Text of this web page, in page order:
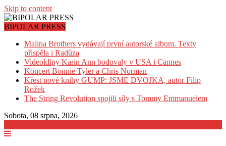
Skip to content
BIPOLAR PRESS
Malina Brothers vydávají první autorské album. Texty
přispěla i Radůza
Videoklipy Karin Ann bodovaly v USA i Cannes
Koncert Bonnie Tyler a Chris Norman
Křest nové knihy GUMP: JSME DVOJKA, autor Filip
Rožek
The String Revolution spojili síly s Tommy Emmanuelem
Sobota, 08 srpna, 2026